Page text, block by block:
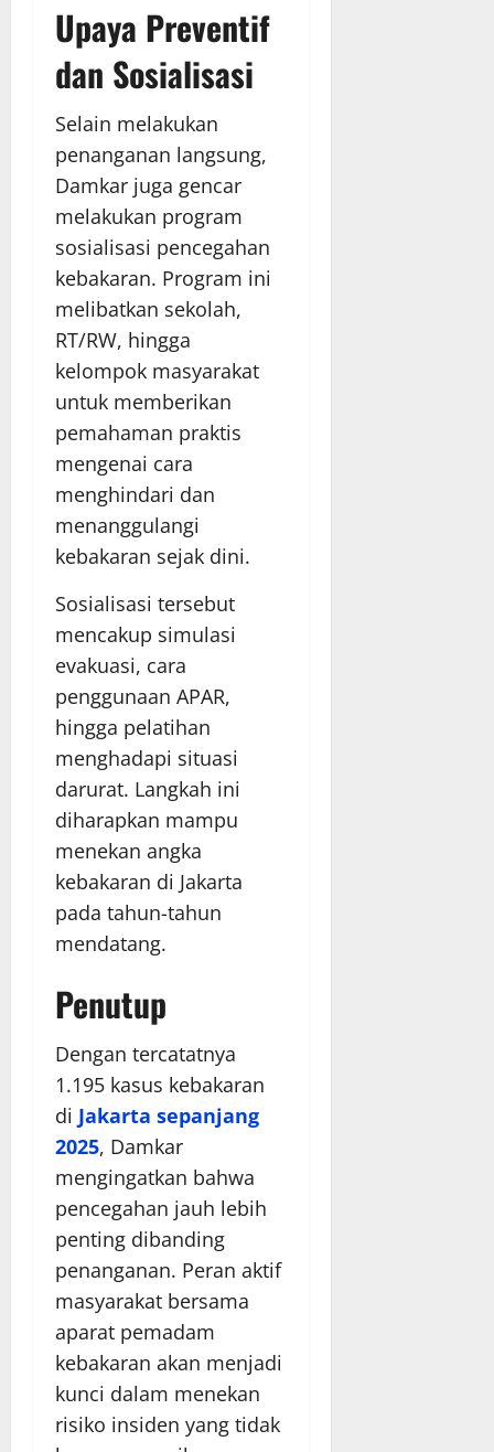
Upaya Preventif
dan Sosialisasi
Selain melakukan
penanganan langsung,
Damkar juga gencar
melakukan program
sosialisasi pencegahan
kebakaran. Program ini
melibatkan sekolah,
RT/RW, hingga
kelompok masyarakat
untuk memberikan
pemahaman praktis
mengenai cara
menghindari dan
menanggulangi
kebakaran sejak dini.
Sosialisasi tersebut
mencakup simulasi
evakuasi, cara
penggunaan APAR,
hingga pelatihan
menghadapi situasi
darurat. Langkah ini
diharapkan mampu
menekan angka
kebakaran di Jakarta
pada tahun-tahun
mendatang.
Penutup
Dengan tercatatnya
1.195 kasus kebakaran
di Jakarta sepanjang
2025, Damkar
mengingatkan bahwa
pencegahan jauh lebih
penting dibanding
penanganan. Peran aktif
masyarakat bersama
aparat pemadam
kebakaran akan menjadi
kunci dalam menekan
risiko insiden yang tidak